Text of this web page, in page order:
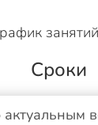
Сроки